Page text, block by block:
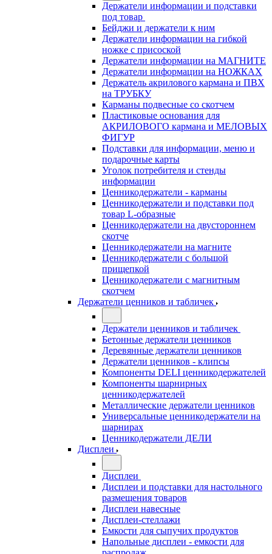
Держатели информации и подставки
под товар
Бейджи и держатели к ним
Держатели информации на гибкой
ножке с присоской
Держатели информации на МАГНИТЕ
Держатели информации на НОЖКАХ
Держатель акрилового кармана и ПВХ
на ТРУБКУ
Карманы подвесные со скотчем
Пластиковые основания для
АКРИЛОВОГО кармана и МЕЛОВЫХ
ФИГУР
Подставки для информации, меню и
подарочные карты
Уголок потребителя и стенды
информации
Ценникодержатели - карманы
Ценникодержатели и подставки под
товар L-образные
Ценникодержатели на двустороннем
скотче
Ценникодержатели на магните
Ценникодержатели с большой
прищепкой
Ценникодержатели с магнитным
скотчем
Держатели ценников и табличек
Держатели ценников и табличек
Бетонные держатели ценников
Деревянные держатели ценников
Держатели ценников - клипсы
Компоненты DELI ценникодержателей
Компоненты шарнирных
ценникодержателей
Металлические держатели ценников
Универсальные ценникодержатели на
шарнирах
Ценникодержатели ДЕЛИ
Дисплеи
Дисплеи
Дисплеи и подставки для настольного
размещения товаров
Дисплеи навесные
Дисплеи-стеллажи
Емкости для сыпучих продуктов
Напольные дисплеи - емкости для